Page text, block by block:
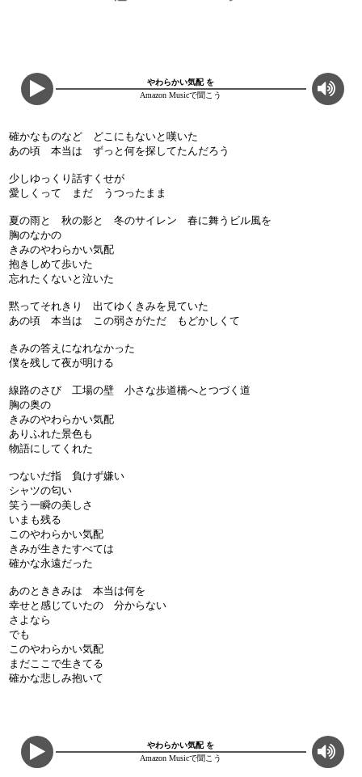
やわらかい気配 を
Amazon Musicで聞こう
確かなものなど どこにもないと嘆いた
あの頃 本当は ずっと何を探してたんだろう
少しゆっくり話すくせが
愛しくって まだ うつったまま
夏の雨と 秋の影と 冬のサイレン 春に舞うビル風を
胸のなかの
きみのやわらかい気配
抱きしめて歩いた
忘れたくないと泣いた
黙ってそれきり 出てゆくきみを見ていた
あの頃 本当は この弱さがただ もどかしくて
きみの答えになれなかった
僕を残して夜が明ける
線路のさび 工場の壁 小さな歩道橋へとつづく道
胸の奥の
きみのやわらかい気配
ありふれた景色も
物語にしてくれた
つないだ指 負けず嫌い
シャツの匂い
笑う一瞬の美しさ
いまも残る
このやわらかい気配
きみが生きたすべては
確かな永遠だった
あのとききみは 本当は何を
幸せと感じていたの 分からない
さよなら
でも
このやわらかい気配
まだここで生きてる
確かな悲しみ抱いて
やわらかい気配 を
Amazon Musicで聞こう